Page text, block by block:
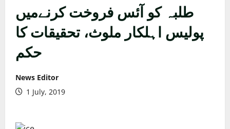
طلبہ کو آئس فروخت کرنےمیں
پولیس اہلکار ملوث، تحقیقات کا
حکم
News Editor
1 July, 2019